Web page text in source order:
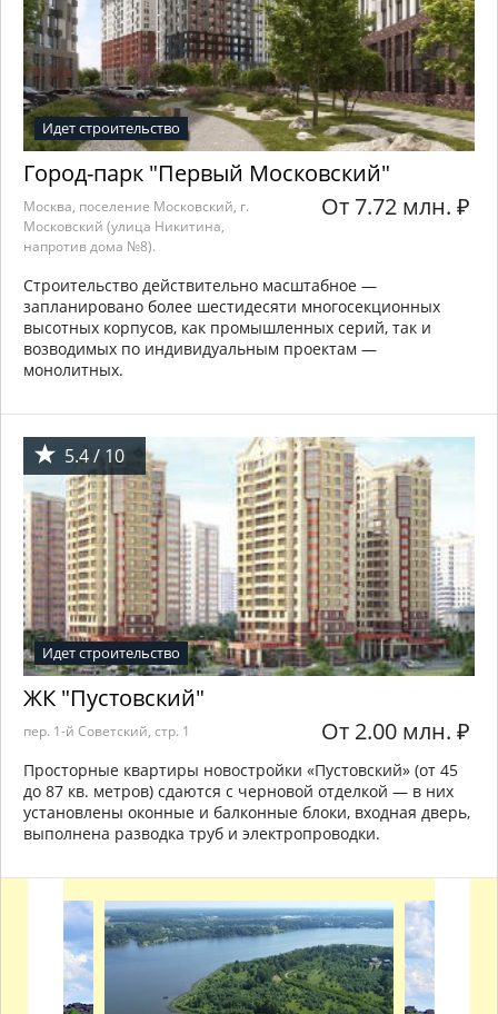
Идет строительство
Город-парк "Первый Московский"
Москва, поселение Московский, г.
Московский (улица Никитина,
напротив дома №8).
От 7.72 млн. ₽
Строительство действительно масштабное —
запланировано более шестидесяти многосекционных
высотных корпусов, как промышленных серий, так и
возводимых по индивидуальным проектам —
монолитных.
5.4 / 10
Идет строительство
ЖК "Пустовский"
пер. 1-й Советский, стр. 1 От 2.00 млн. ₽
Просторные квартиры новостройки «Пустовский» (от 45
до 87 кв. метров) сдаются с черновой отделкой — в них
установлены оконные и балконные блоки, входная дверь,
выполнена разводка труб и электропроводки.